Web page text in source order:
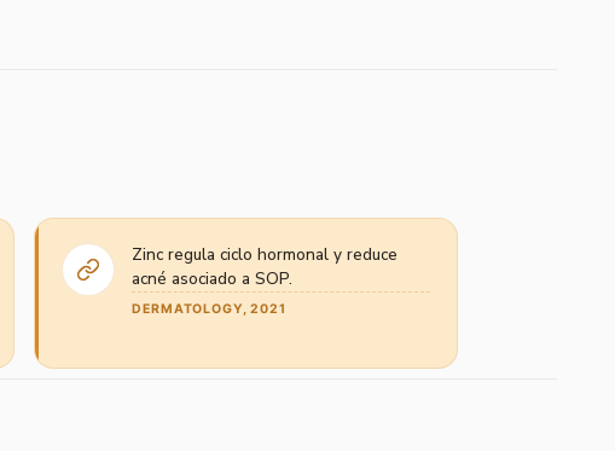
Zinc regula ciclo hormonal y reduce
acné asociado a SOP.
DERMATOLOGY, 2021